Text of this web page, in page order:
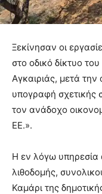
Ξεκίνησαν οι
στο οδικό δίκτυο
Αγκαιριάς, μετά
υπογραφή σχετικής
τον ανάδοχο
EE.».
H εν λόγω
λιθοδομής,
Καμάρι της